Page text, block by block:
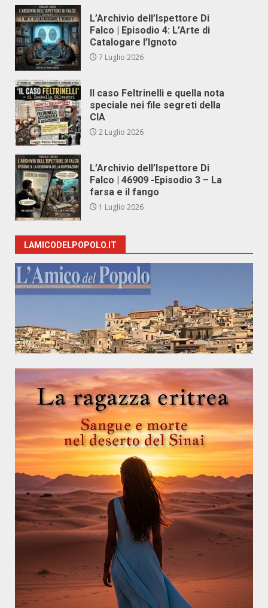
L’Archivio dell’Ispettore Di
Falco | Episodio 4: L’Arte di
Catalogare l’Ignoto
7 Luglio 2026
Il caso Feltrinelli e quella nota
speciale nei file segreti della
CIA
2 Luglio 2026
L’Archivio dell’Ispettore Di
Falco | 46909 -Episodio 3 – La
farsa e il fango
1 Luglio 2026
LAMICODELPOPOLO.IT